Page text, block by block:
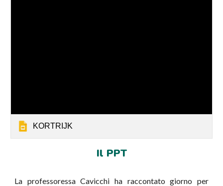
KORTRIJK
Il PPT
La professoressa Cavicchi ha raccontato giorno per